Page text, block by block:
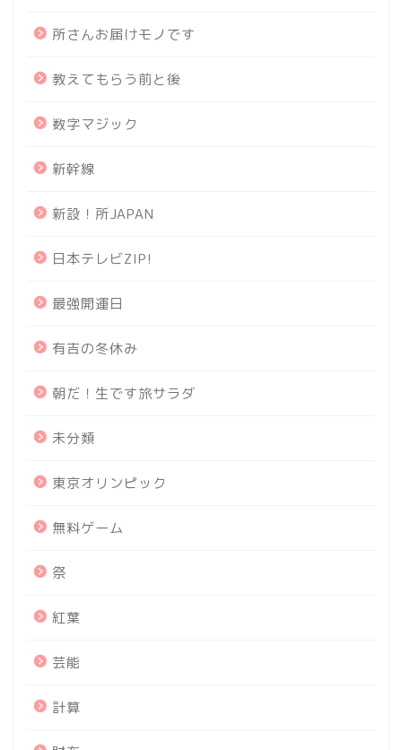
所さんお届けモノです
教えてもらう前と後
数字マジック
新幹線
新設！所JAPAN
日本テレビZIP!
最強開運日
有吉の冬休み
朝だ！生です旅サラダ
未分類
東京オリンピック
無料ゲーム
祭
紅葉
芸能
計算